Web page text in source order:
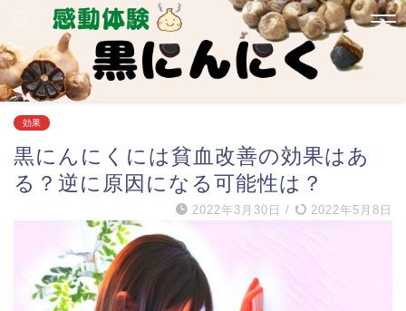
効果
黒にんにくには貧血改善の効果はあ
る？逆に原因になる可能性は？
2022年3月30日 / 2022年5月8日